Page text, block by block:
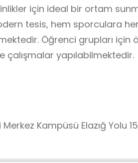
için ideal bir ortam
tesis, hem sporculara
Öğrenci grupları için
çalışmalar yapılabilmektedir.
Kampüsü Elazığ Yolu